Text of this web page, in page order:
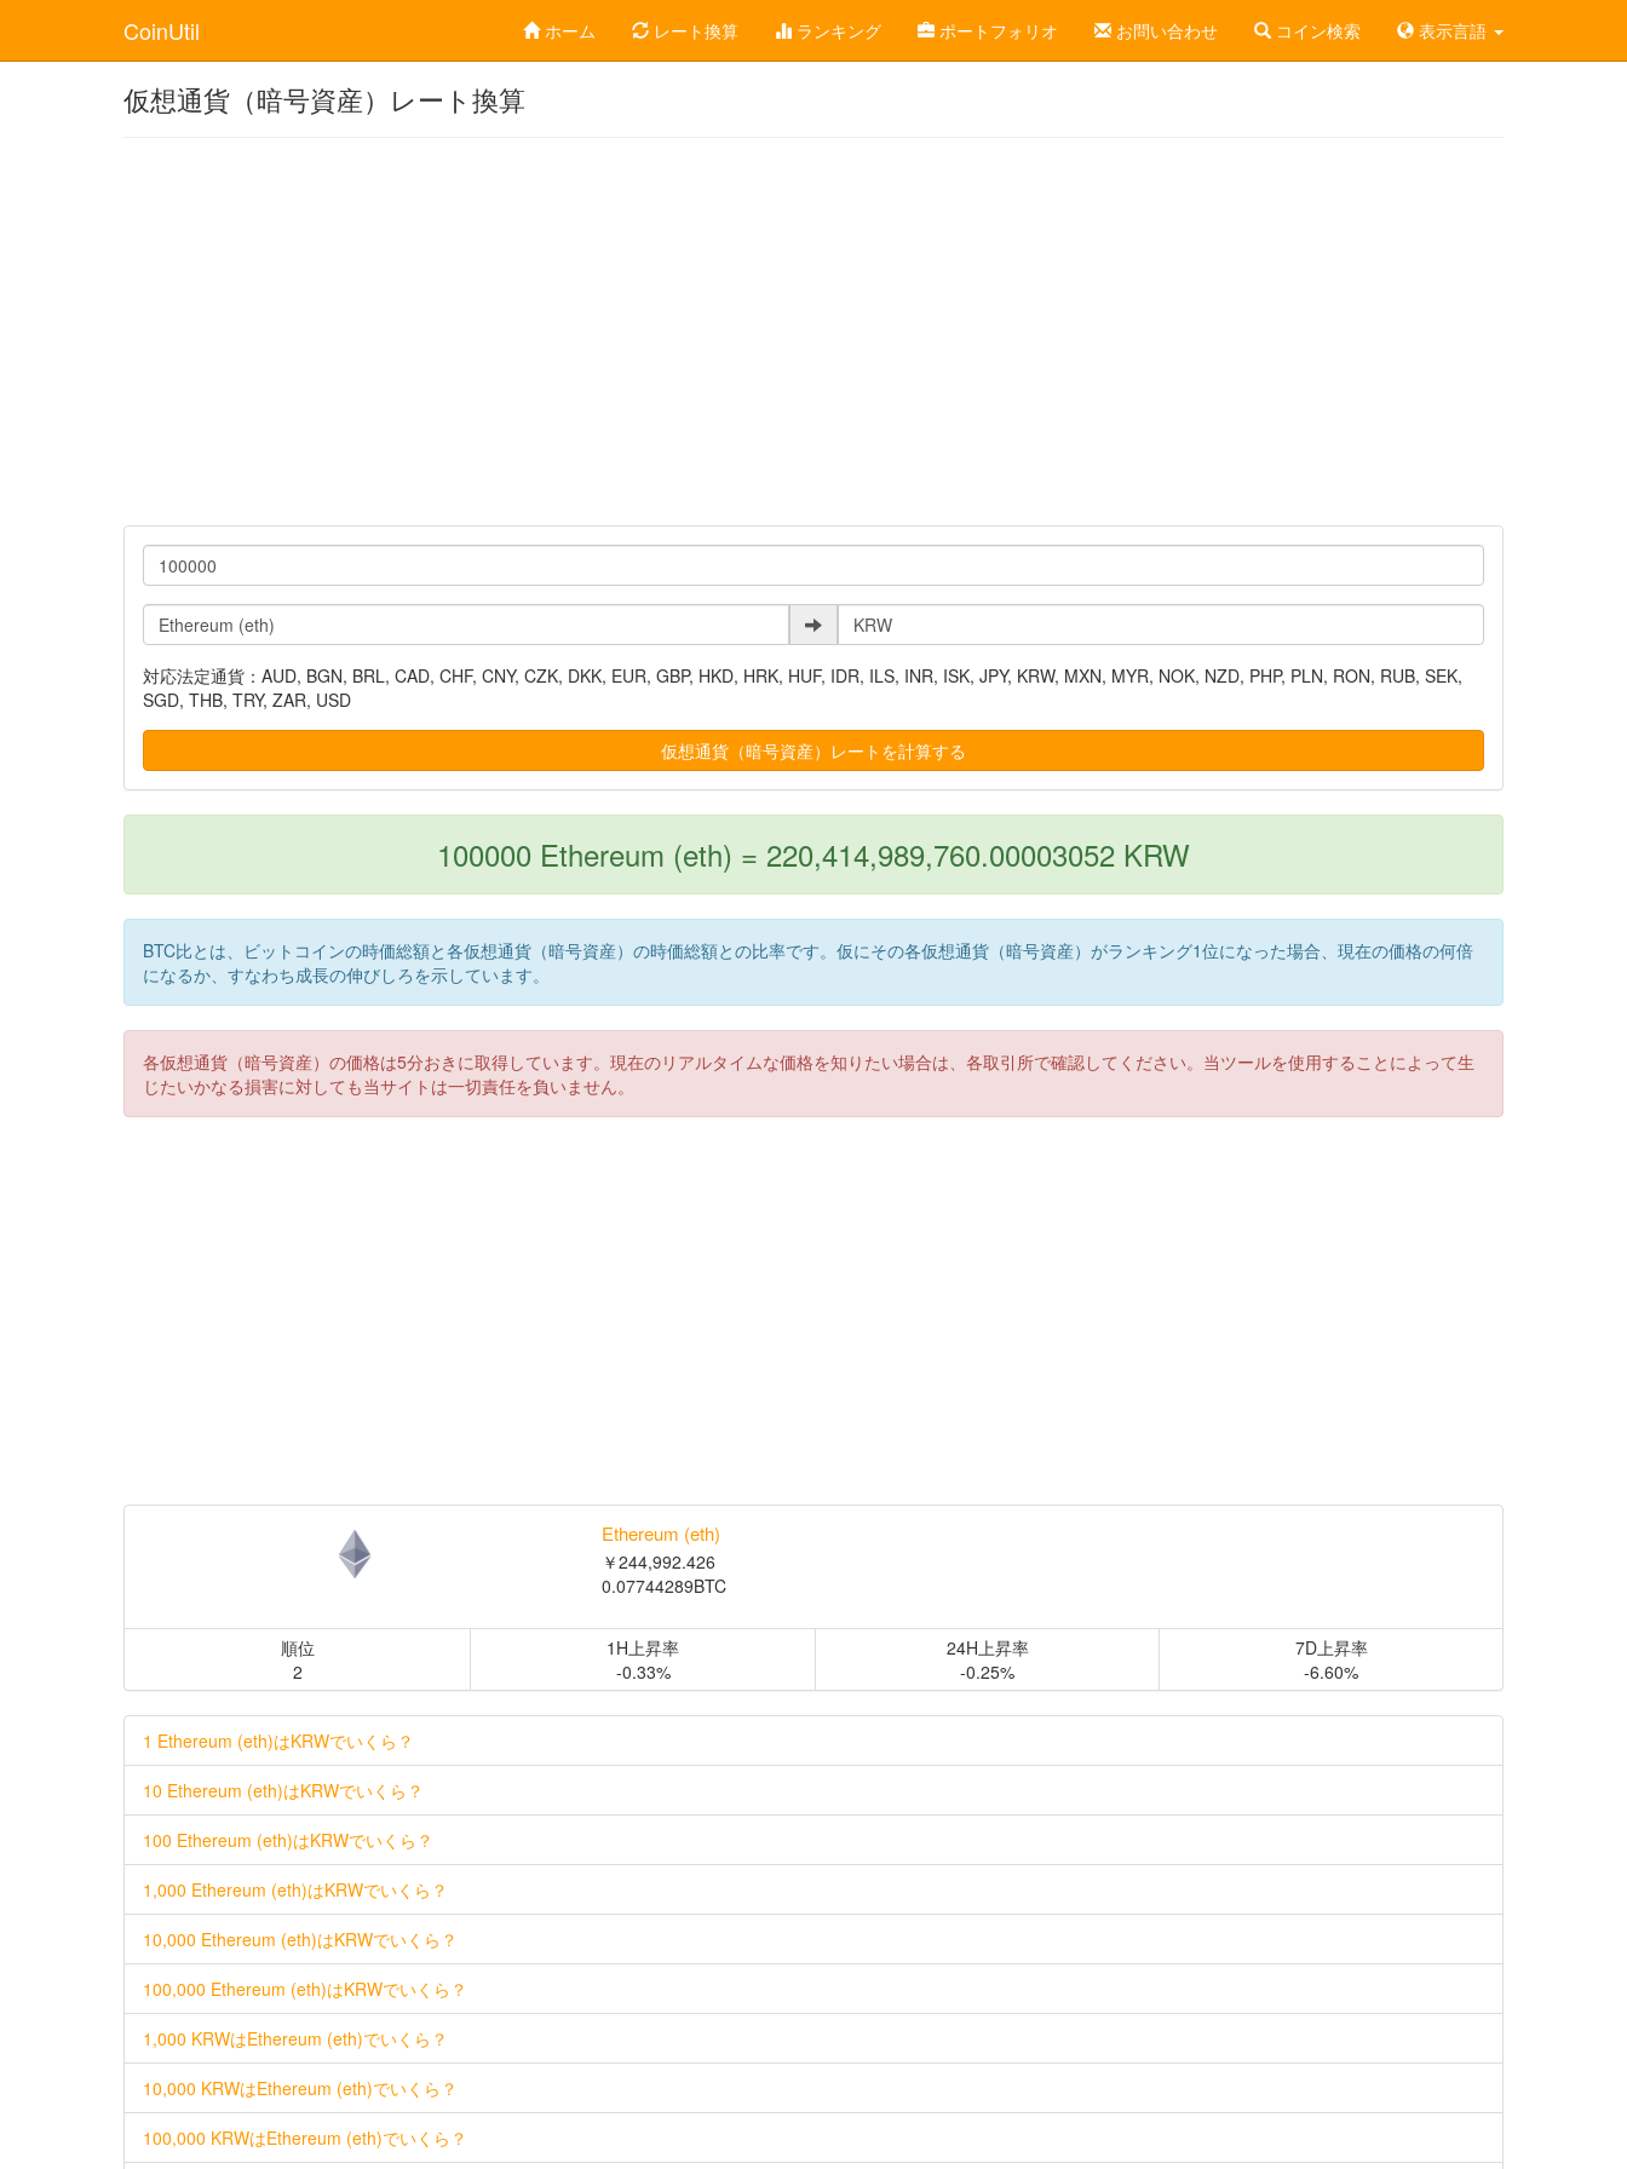
CoinUtil ホーム レート換算 ランキング ポートフォリオ お問い合わせ コイン検索 表示言語
仮想通貨（暗号資産）レート換算
対応法定通貨：AUD, BGN, BRL, CAD, CHF, CNY, CZK, DKK, EUR, GBP, HKD, HRK, HUF, IDR, ILS, INR, ISK, JPY, KRW, MXN, MYR, NOK, NZD, PHP, PLN, RON, RUB, SEK,
SGD, THB, TRY, ZAR, USD
100000 Ethereum (eth) = 220,414,989,760.00003052 KRW
BTC比とは、ビットコインの時価総額と各仮想通貨（暗号資産）の時価総額との比率です。仮にその各仮想通貨（暗号資産）がランキング1位になった場合、現在の価格の何倍
になるか、すなわち成長の伸びしろを示しています。
各仮想通貨（暗号資産）の価格は5分おきに取得しています。現在のリアルタイムな価格を知りたい場合は、各取引所で確認してください。当ツールを使用することによって生
じたいかなる損害に対しても当サイトは一切責任を負いません。
Ethereum (eth)
￥244,992.426
0.07744289BTC
順位
2
1H上昇率
-0.33%
24H上昇率
-0.25%
7D上昇率
-6.60%
1 Ethereum (eth)はKRWでいくら？
10 Ethereum (eth)はKRWでいくら？
100 Ethereum (eth)はKRWでいくら？
1,000 Ethereum (eth)はKRWでいくら？
10,000 Ethereum (eth)はKRWでいくら？
100,000 Ethereum (eth)はKRWでいくら？
1,000 KRWはEthereum (eth)でいくら？
10,000 KRWはEthereum (eth)でいくら？
100,000 KRWはEthereum (eth)でいくら？